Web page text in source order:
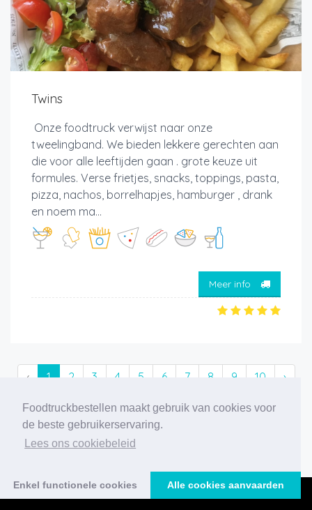
Foodtruckbestellen maakt gebruik van cookies voor
de beste gebruikerservaring.
Lees ons cookiebeleid
Enkel functionele cookies Alle cookies aanvaarden
Twins
Onze foodtruck verwijst naar onze
tweelingband. We bieden lekkere gerechten aan
die voor alle leeftijden gaan . grote keuze uit
formules. Verse frietjes, snacks, toppings, pasta,
pizza, nachos, borrelhapjes, hamburger , drank
en noem ma...
Meer info
‹ 1 2 3 4 5 6 7 8 9 10 ›
194 foodtrucks gevonden